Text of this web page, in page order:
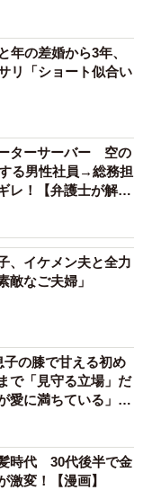
年の差婚から3年、
リ「ショート似合い
ターサーバー 空の
る男性社員→総務担
レ！【弁護士が解
、イケメン夫と全力
敵なご夫婦」
の膝で甘える初め
で「見守る立場」だ
に満ちている」
時代 30代後半で金
変！【漫画】